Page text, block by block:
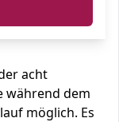
acht
während dem
möglich. Es